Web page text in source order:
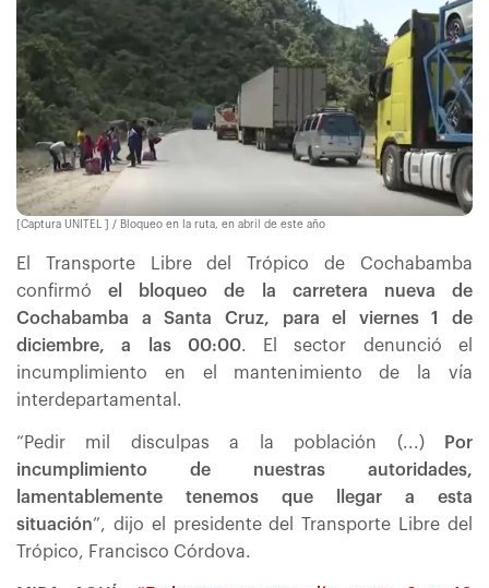
[Captura UNITEL ] / Bloqueo en la ruta, en abril de este año
El Transporte Libre del Trópico de Cochabamba
confirmóel bloqueo de la carretera nueva de
Cochabamba a Santa Cruz, para el viernes 1 de
diciembre, a las 00:00. El sector denunció el
incumplimiento en el mantenimiento de la vía
interdepartamental.
“Pedir mil disculpas a la población (...)
Por
incumplimiento de nuestras autoridades,
lamentablemente tenemos que llegar a esta
situación”, dijo el presidente del Transporte Libre del
Trópico, Francisco Córdova.